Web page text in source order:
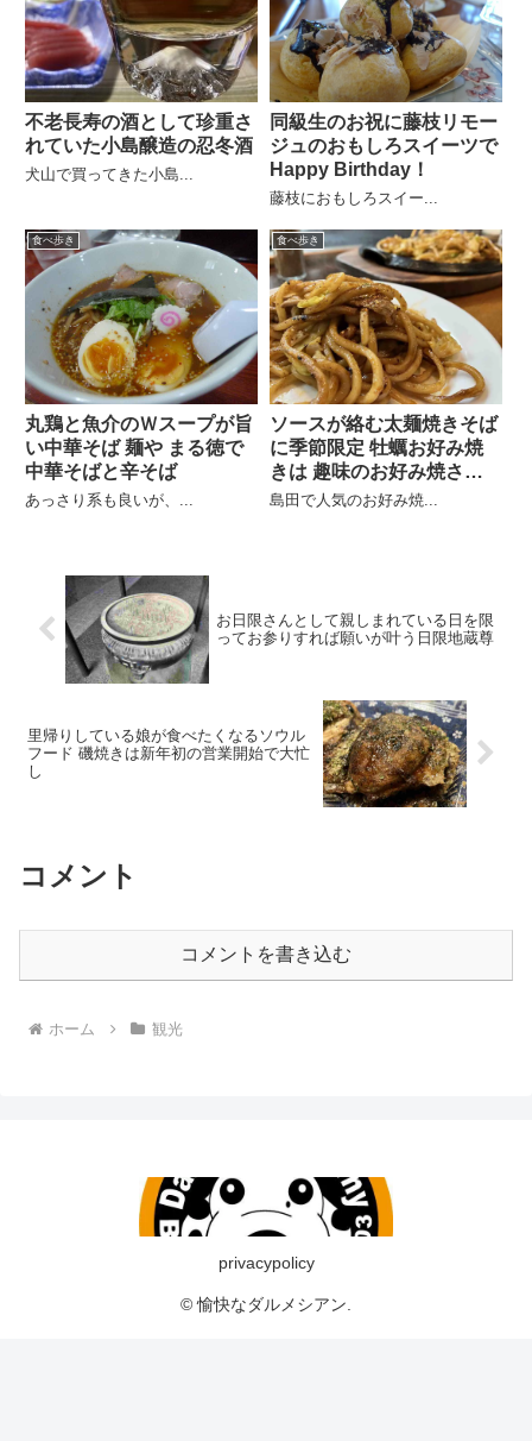
不老長寿の酒として珍重さ
れていた小島醸造の忍冬酒
犬山で買ってきた小島...
同級生のお祝に藤枝リモー
ジュのおもしろスイーツで
Happy Birthday！
藤枝におもしろスイー...
食べ歩き
丸鶏と魚介のＷスープが旨
い中華そば 麺や まる徳で
中華そばと辛そば
あっさり系も良いが、...
食べ歩き
ソースが絡む太麺焼きそば
に季節限定 牡蠣お好み焼
きは 趣味のお好み焼さく
らい
島田で人気のお好み焼...
お日限さんとして親しまれている日を限
ってお参りすれば願いが叶う日限地蔵尊
里帰りしている娘が食べたくなるソウル
フード 磯焼きは新年初の営業開始で大忙
し
コメント
コメントを書き込む
ホーム 観光
privacypolicy
© 愉快なダルメシアン.